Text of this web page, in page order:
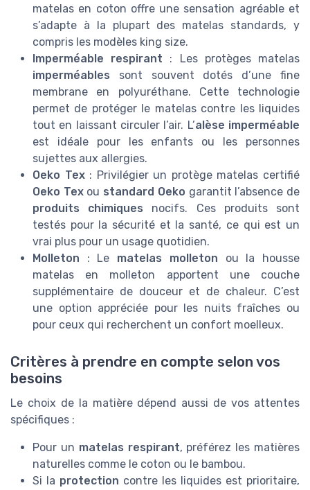
matelas en coton offre une sensation agréable et
s’adapte à la plupart des matelas standards, y
compris les modèles king size.
Imperméable respirant : Les protèges matelas
imperméables sont souvent dotés d’une fine
membrane en polyuréthane. Cette technologie
permet de protéger le matelas contre les liquides
tout en laissant circuler l’air. L’alèse imperméable
est idéale pour les enfants ou les personnes
sujettes aux allergies.
Oeko Tex: Privilégier un protège matelas certifié
Oeko Texou standard Oeko garantit l’absence de
produits chimiques nocifs. Ces produits sont
testés pour la sécurité et la santé, ce qui est un
vrai plus pour un usage quotidien.
Molleton : Le matelas molleton ou la housse
matelas en molleton apportent une couche
supplémentaire de douceur et de chaleur. C’est
une option appréciée pour les nuits fraîches ou
pour ceux qui recherchent un confort moelleux.
Critères à prendre en compte selon vos
besoins
Le choix de la matière dépend aussi de vos attentes
spécifiques :
Pour un matelas respirant, préférez les matières
naturelles comme le coton ou le bambou.
Si la protection contre les liquides est prioritaire,